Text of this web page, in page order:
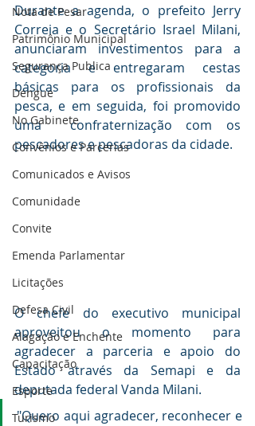
Nota de Pesar
Patrimônio Municipal
Segurança Publica
Dengue
No Gabinete
Convênios e Parcerias
Comunicados e Avisos
Comunidade
Convite
Emenda Parlamentar
Licitações
Defesa Civil
Alagação e Enchente
Capacitação
Esporte
Turismo
Durante a agenda, o prefeito Jerry
Correia e o Secretário Israel Milani,
anunciaram investimentos para a
categoria e entregaram cestas
básicas para os profissionais da
pesca, e em seguida, foi promovido
uma  confraternização com os
pescadores e pescadoras da cidade.
O chefe do executivo municipal
aproveitou o momento para
agradecer a parceria e apoio do
Estado através da Semapi e da
deputada federal Vanda Milani.
"Quero aqui agradecer, reconhecer e